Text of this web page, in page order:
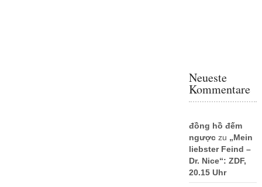
Neueste
Kommentare
đồng hồ đếm
ngượczu „Mein
liebster Feind –
Dr. Nice“: ZDF,
20.15 Uhr